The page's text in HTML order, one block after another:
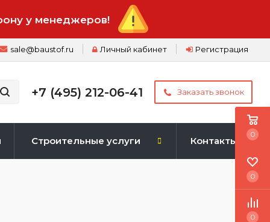
у менеджеров!
Регистрация
Личный кабинет
sale@baustof.ru
+7 (495) 212-06-41 Заказать звонок
Строительные услуги Контакты
0
0
0